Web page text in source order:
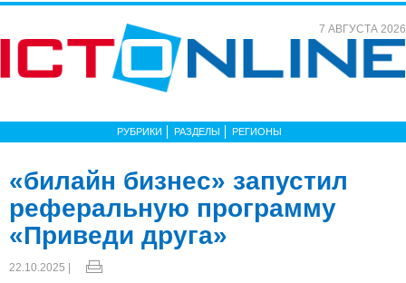
7 АВГУСТА 2026
РУБРИКИ РАЗДЕЛЫ РЕГИОНЫ
«билайн бизнес» запустил
реферальную программу
«Приведи друга»
22.10.2025 |